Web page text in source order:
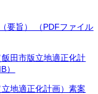
要旨） （PDFファイル
田市版立地適正化計
）
地適正化計画）素案